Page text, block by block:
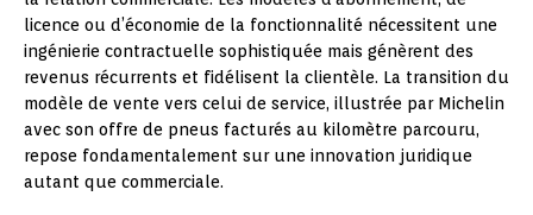
licence ou d’économie de la fonctionnalité nécessitent une
ingénierie contractuelle sophistiquée mais génèrent des
revenus récurrents et fidélisent la clientèle. La transition du
modèle de vente vers celui de service, illustrée par Michelin
avec son offre de pneus facturés au kilomètre parcouru,
repose fondamentalement sur une innovation juridique
autant que commerciale.